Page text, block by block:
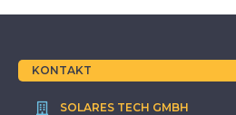
KONTAKT
SOLARES TECH GMBH